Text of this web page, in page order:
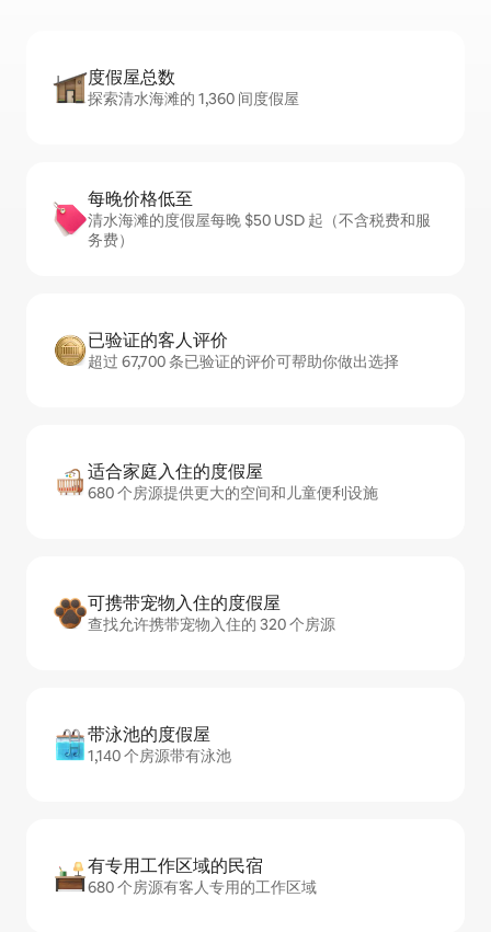
度假屋总数
探索清水海滩的 1,360 间度假屋
每晚价格低至
清水海滩的度假屋每晚 $50 USD 起（不含税费和服
务费）
已验证的客人评价
超过 67,700 条已验证的评价可帮助你做出选择
适合家庭入住的度假屋
680 个房源提供更大的空间和儿童便利设施
可携带宠物入住的度假屋
查找允许携带宠物入住的 320 个房源
带泳池的度假屋
1,140 个房源带有泳池
有专用工作区域的民宿
680 个房源有客人专用的工作区域